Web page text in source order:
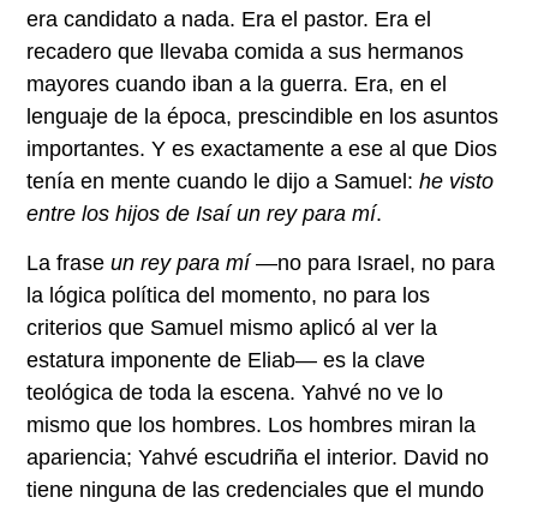
era candidato a nada. Era el pastor. Era el
recadero que llevaba comida a sus hermanos
mayores cuando iban a la guerra. Era, en el
lenguaje de la época, prescindible en los asuntos
importantes. Y es exactamente a ese al que Dios
tenía en mente cuando le dijo a Samuel:he visto
entre los hijos de Isaí un rey para mí.
La fraseun rey para mí—no para Israel, no para
la lógica política del momento, no para los
criterios que Samuel mismo aplicó al ver la
estatura imponente de Eliab— es la clave
teológica de toda la escena. Yahvé no ve lo
mismo que los hombres. Los hombres miran la
apariencia; Yahvé escudriña el interior. David no
tiene ninguna de las credenciales que el mundo